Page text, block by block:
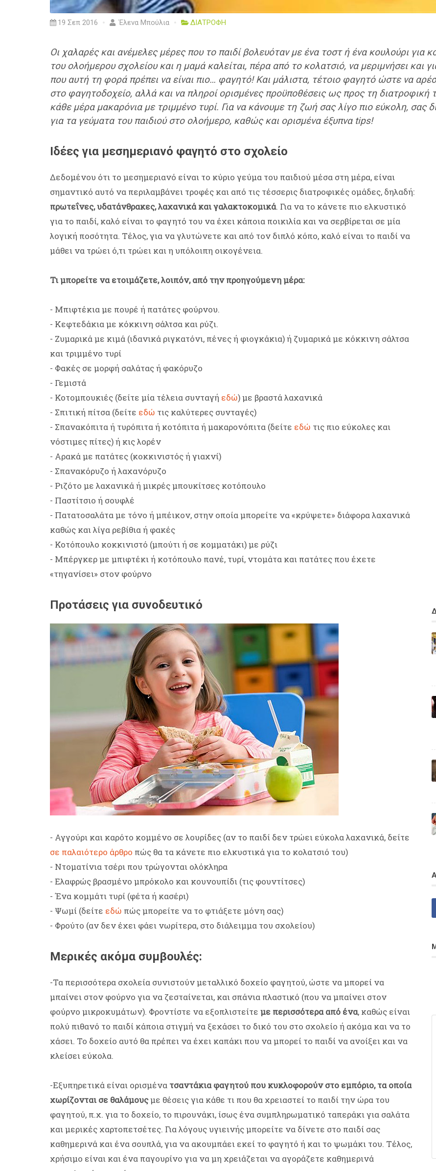
19 Σεπ 2016 Έλενα Μπούλια ΔΙΑΤΡΟΦΗ
Οι χαλαρές και ανέμελες μέρες που το παιδί βολευόταν με ένα τοστ ή ένα κουλούρι για
του ολοήμερου σχολείου και η μαμά καλείται, πέρα από το κολατσιό, να μεριμνήσει και
που αυτή τη φορά πρέπει να είναι πιο… φαγητό! Και μάλιστα, τέτοιο φαγητό ώστε να
στο φαγητοδοχείο, αλλά και να πληροί ορισμένες προϋποθέσεις ως προς τη διατροφική
κάθε μέρα μακαρόνια με τριμμένο τυρί. Για να κάνουμε τη ζωή σας λίγο πιο εύκολη, σας
για τα γεύματα του παιδιού στο ολοήμερο, καθώς και ορισμένα έξυπνα tips!
Ιδέες για μεσημεριανό φαγητό στο σχολείο
Δεδομένου ότι το μεσημεριανό είναι το κύριο γεύμα του παιδιού μέσα στη μέρα, είναι
σημαντικό αυτό να περιλαμβάνει τροφές και από τις τέσσερις διατροφικές ομάδες, δηλαδή:
πρωτεΐνες, υδατάνθρακες, λαχανικά και γαλακτοκομικά. Για να το κάνετε πιο ελκυστικό
για το παιδί, καλό είναι το φαγητό του να έχει κάποια ποικιλία και να σερβίρεται σε μία
λογική ποσότητα. Τέλος, για να γλυτώνετε και από τον διπλό κόπο, καλό είναι το παιδί να
μάθει να τρώει ό,τι τρώει και η υπόλοιπη οικογένεια.
Τι μπορείτε να ετοιμάζετε, λοιπόν, από την προηγούμενη μέρα:
- Μπιφτέκια με πουρέ ή πατάτες φούρνου.
- Κεφτεδάκια με κόκκινη σάλτσα και ρύζι.
- Ζυμαρικά με κιμά (ιδανικά ριγκατόνι, πένες ή φιογκάκια) ή ζυμαρικά με κόκκινη σάλτσα
και τριμμένο τυρί
- Φακές σε μορφή σαλάτας ή φακόρυζο
- Γεμιστά
- Κοτομπουκιές (δείτε μία τέλεια συνταγή εδώ) με βραστά λαχανικά
- Σπιτική πίτσα (δείτε εδώ τις καλύτερες συνταγές)
- Σπανακόπιτα ή τυρόπιτα ή κοτόπιτα ή μακαρονόπιτα (δείτε εδώ τις πιο εύκολες και
νόστιμες πίτες) ή κις λορέν
- Αρακά με πατάτες (κοκκινιστός ή γιαχνί)
- Σπανακόρυζο ή λαχανόρυζο
- Ριζότο με λαχανικά ή μικρές μπουκίτσες κοτόπουλο
- Παστίτσιο ή σουφλέ
- Πατατοσαλάτα με τόνο ή μπέικον, στην οποία μπορείτε να «κρύψετε» διάφορα λαχανικά
καθώς και λίγα ρεβίθια ή φακές
- Κοτόπουλο κοκκινιστό (μπούτι ή σε κομματάκι) με ρύζι
- Μπέργκερ με μπιφτέκι ή κοτόπουλο πανέ, τυρί, ντομάτα και πατάτες που έχετε
«τηγανίσει» στον φούρνο
Προτάσεις για συνοδευτικό
- Αγγούρι και καρότο κομμένο σε λουρίδες (αν το παιδί δεν τρώει εύκολα λαχανικά, δείτε
σε παλαιότερο άρθρο πώς θα τα κάνετε πιο ελκυστικά για το κολατσιό του)
- Ντοματίνια τσέρι που τρώγονται ολόκληρα
- Ελαφρώς βρασμένο μπρόκολο και κουνουπίδι (τις φουντίτσες)
- Ένα κομμάτι τυρί (φέτα ή κασέρι)
- Ψωμί (δείτε εδώ πώς μπορείτε να το φτιάξετε μόνη σας)
- Φρούτο (αν δεν έχει φάει νωρίτερα, στο διάλειμμα του σχολείου)
Μερικές ακόμα συμβουλές:
-Τα περισσότερα σχολεία συνιστούν μεταλλικό δοχείο φαγητού, ώστε να μπορεί να
μπαίνει στον φούρνο για να ζεσταίνεται, και σπάνια πλαστικό (που να μπαίνει στον
φούρνο μικροκυμάτων). Φροντίστε να εξοπλιστείτε με περισσότερα από ένα, καθώς είναι
πολύ πιθανό το παιδί κάποια στιγμή να ξεχάσει το δικό του στο σχολείο ή ακόμα και να το
χάσει. Το δοχείο αυτό θα πρέπει να έχει καπάκι που να μπορεί το παιδί να ανοίξει και να
κλείσει εύκολα.
-Εξυπηρετικά είναι ορισμένα τσαντάκια φαγητού που κυκλοφορούν στο εμπόριο, τα οποία
χωρίζονται σε θαλάμουςμε θέσεις για κάθε τι που θα χρειαστεί το παιδί την ώρα του
φαγητού, π.χ. για το δοχείο, το πιρουνάκι, ίσως ένα συμπληρωματικό ταπεράκι για σαλάτα
και μερικές χαρτοπετσέτες. Για λόγους υγιεινής μπορείτε να δίνετε στο παιδί σας
καθημερινά και ένα σουπλά, για να ακουμπάει εκεί το φαγητό ή και το ψωμάκι του. Τέλος,
χρήσιμο είναι και ένα παγουρίνο για να μη χρειάζεται να αγοράζετε καθημερινά